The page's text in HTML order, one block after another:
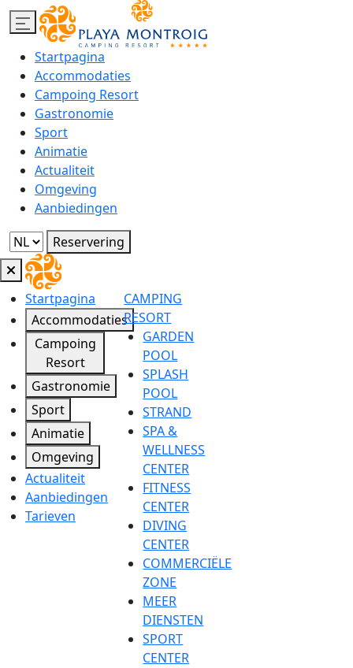
Startpagina
Accommodaties
Campoing Resort
Gastronomie
Sport
Animatie
Actualiteit
Omgeving
Aanbiedingen
Reservering
Startpagina
Accommodaties
Campoing
Resort
Gastronomie
Sport
Animatie
Omgeving
Actualiteit
Aanbiedingen
Tarieven
CAMPING
RESORT
GARDEN
POOL
SPLASH
POOL
STRAND
SPA &
WELLNESS
CENTER
FITNESS
CENTER
DIVING
CENTER
COMMERCIËLE
ZONE
MEER
DIENSTEN
SPORT
CENTER